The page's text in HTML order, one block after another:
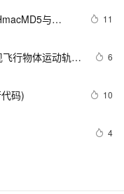
域扫描线种子
与
11
飞行物体运动轨迹
6
码) 10
4